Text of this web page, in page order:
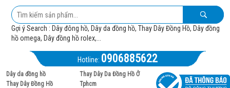
Gợi ý Search : Dây đông hồ, Dây da đồng hồ, Thay Dây Đồng Hồ, Dây đồng
hồ omega, Dây đồng hồ rolex,...
Hotline: 0906885622
Dây da đồng hồ
Thay Dây Đồng Hồ
Thay Dây Da Đồng Hồ Ở
Tphcm